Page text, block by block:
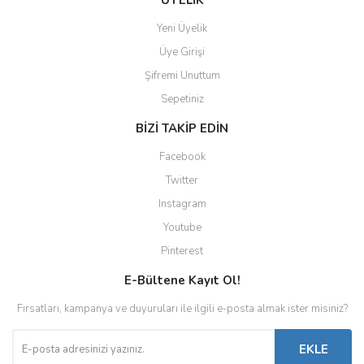
Yeni Üyelik
Üye Girişi
Şifremi Unuttum
Sepetiniz
BİZİ TAKİP EDİN
Facebook
Twitter
Instagram
Youtube
Pinterest
E-Bültene Kayıt Ol!
Fırsatları, kampanya ve duyuruları ile ilgili e-posta almak ister misiniz?
EKLE